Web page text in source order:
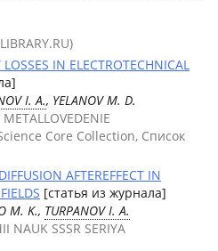
IN ELECTROTECHNICAL
I. A., YELANOV M. D.
Core Collection, Список
AFTEREFFECT IN
[статья из журнала]
M. K., TURPANOV I. A.
NAUK SSSR SERIYA